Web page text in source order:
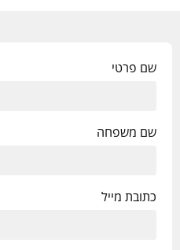
שם פרטי
שם משפחה
כתובת מייל